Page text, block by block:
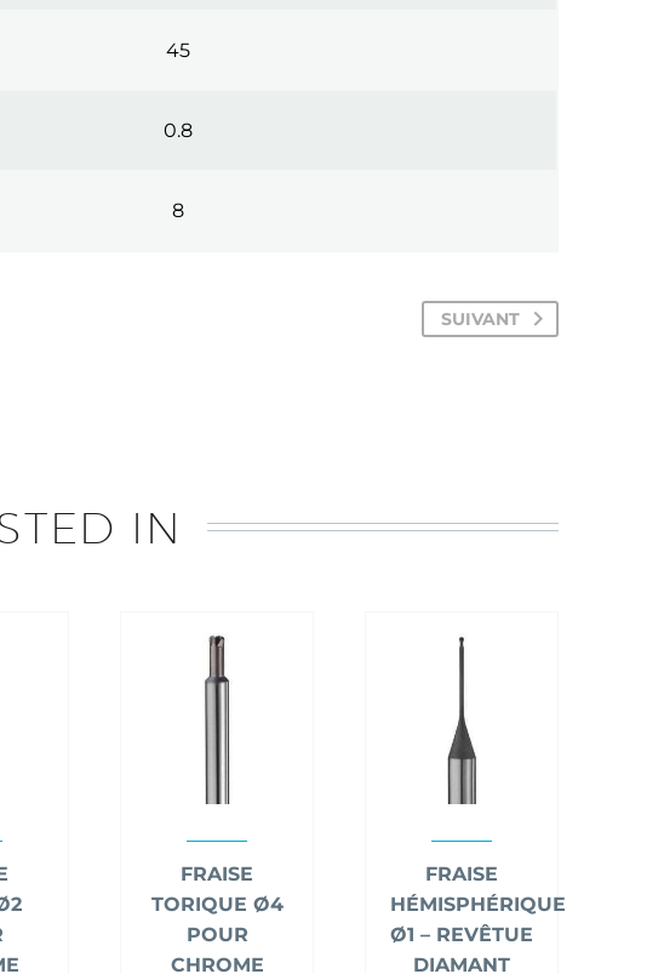
45
0.8
8
SUIVANT
IN
FRAISE
TORIQUE Ø4
POUR
CHROME
FRAISE
HÉMISPHÉRIQUE
Ø1 – REVÊTUE
DIAMANT